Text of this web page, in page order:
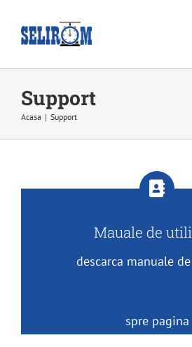
content
Support
Acasa | Support
Mauale de
descarca manuale
spre pagina